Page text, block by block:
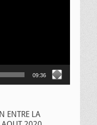
09:36
ENTRE LA